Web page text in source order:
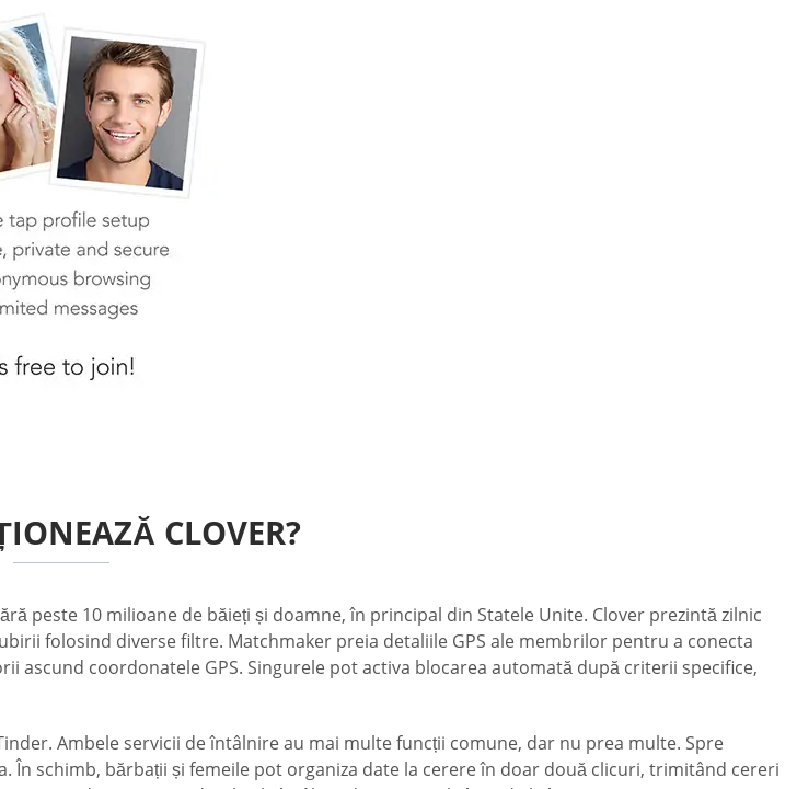
CLOVER?
peste 10 milioane de băieți și doamne, în principal din Statele Unite. Clover prezintă zilnic
folosind diverse filtre. Matchmaker preia detaliile GPS ale membrilor pentru a conecta
coordonatele GPS. Singurele pot activa blocarea automată după criterii specifice,
Ambele servicii de întâlnire au mai multe funcții comune, dar nu prea multe. Spre
În schimb, bărbații și femeile pot organiza date la cerere în doar două clicuri, trimitând cereri